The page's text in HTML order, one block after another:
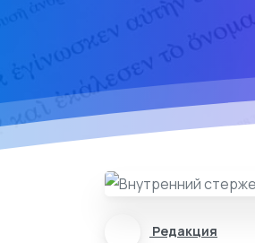
Редакция